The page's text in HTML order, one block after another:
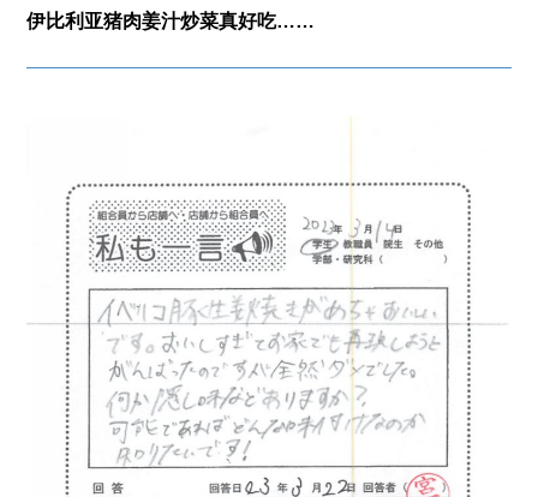
伊比利亚猪肉姜汁炒菜真好吃……